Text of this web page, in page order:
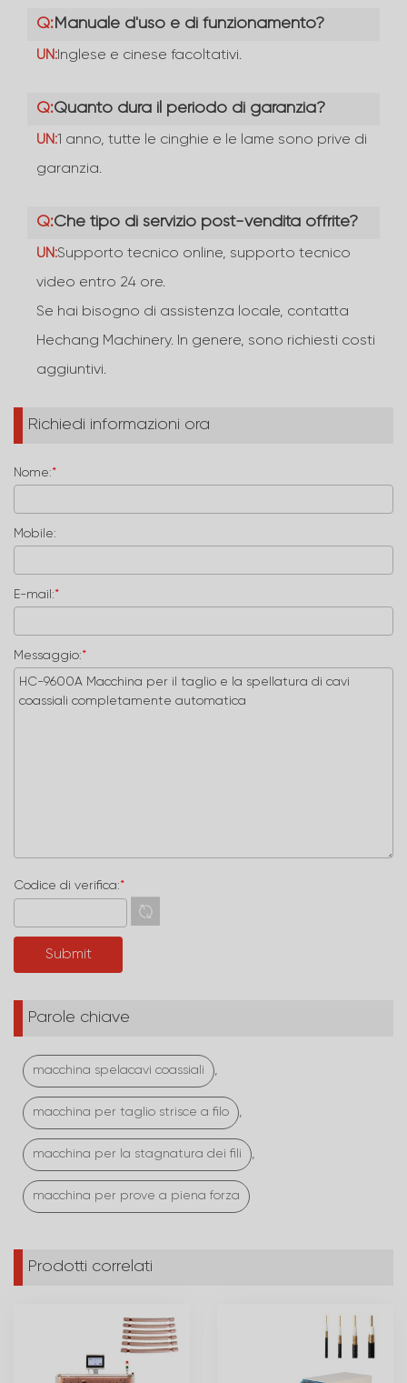
Q:Manuale d'uso e di funzionamento?
UN: Inglese e cinese facoltativi.
Q:Quanto dura il periodo di garanzia?
UN:1 anno, tutte le cinghie e le lame sono prive di
garanzia.
Q:Che tipo di servizio post-vendita offrite?
UN:Supporto tecnico online, supporto tecnico
video entro 24 ore.
Se hai bisogno di assistenza locale, contatta
Hechang Machinery. In genere, sono richiesti costi
aggiuntivi.
Richiedi informazioni ora
Nome:*
Mobile:
E-mail:*
Messaggio:*
Codice di verifica:*
Parole chiave
macchina spelacavi coassiali ,
macchina per taglio strisce a filo ,
macchina per la stagnatura dei fili ,
macchina per prove a piena forza
Prodotti correlati